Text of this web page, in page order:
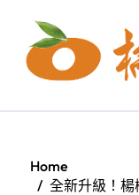
content
Home
全新升級！